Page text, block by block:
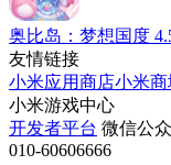
奥比岛：梦想国度
友情链接
小米应用商店小米商
小米游戏中心
开发者平台 微信公
010-60606666